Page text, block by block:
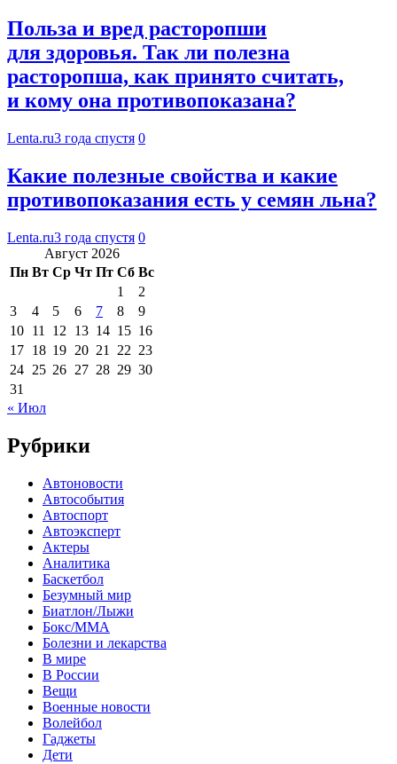
Польза и вред расторопши
для здоровья. Так ли полезна
расторопша, как принято считать,
и кому она противопоказана?
Lenta.ru3 года спустя 0
Какие полезные свойства и какие
противопоказания есть у семян льна?
Lenta.ru3 года спустя 0
Август 2026
Пн Вт Ср Чт Пт Сб Вс
1
2
3
4 5 6 7 8
9
10 11 12 13 14 15 16
17 18 19 20 21 22 23
24 25 26 27 28 29 30
31
« Июл
Рубрики
Автоновости
Автособытия
Автоспорт
Автоэксперт
Актеры
Аналитика
Баскетбол
Безумный мир
Биатлон/Лыжи
Бокс/MMA
Болезни и лекарства
В мире
В России
Вещи
Военные новости
Волейбол
Гаджеты
Дети